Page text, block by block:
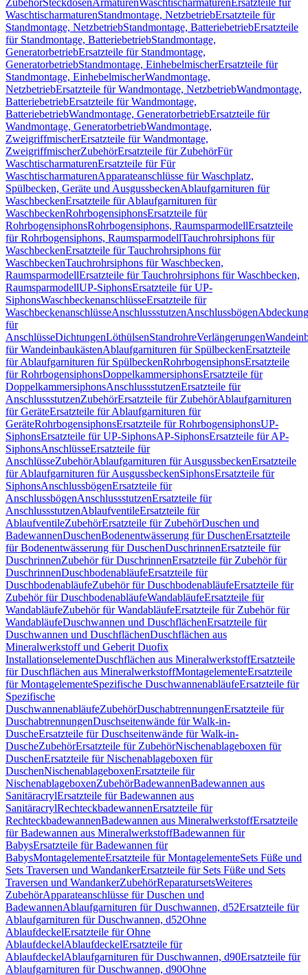
ZubehörSteckdosenArmaturenWaschtischarmaturen Ersatzteile für
WaschtischarmaturenStandmontage, NetzbetriebErsatzteile für
Standmontage, NetzbetriebStandmontage, BatteriebetriebErsatzteile
für Standmontage, BatteriebetriebStandmontage,
GeneratorbetriebErsatzteile für Standmontage,
GeneratorbetriebStandmontage, EinhebelmischerErsatzteile für
Standmontage, EinhebelmischerWandmontage,
NetzbetriebErsatzteile für Wandmontage, NetzbetriebWandmontage,
BatteriebetriebErsatzteile für Wandmontage,
BatteriebetriebWandmontage, GeneratorbetriebErsatzteile für
Wandmontage, GeneratorbetriebWandmontage,
ZweigriffmischerErsatzteile für Wandmontage,
ZweigriffmischerZubehörErsatzteile für ZubehörFür
WaschtischarmaturenErsatzteile für Für
WaschtischarmaturenApparateanschlüsse für Waschplatz,
Spülbecken, Geräte und AusgussbeckenAblaufgarnituren für
WaschbeckenErsatzteile für Ablaufgarnituren für
WaschbeckenRohrbogensiphonsErsatzteile für
RohrbogensiphonsRohrbogensiphons, RaumsparmodellErsatzteile
für Rohrbogensiphons, RaumsparmodellTauchrohrsiphons für
WaschbeckenErsatzteile für Tauchrohrsiphons für
WaschbeckenTauchrohrsiphons für Waschbecken,
RaumsparmodellErsatzteile für Tauchrohrsiphons für Waschbecken,
RaumsparmodellUP-SiphonsErsatzteile für UP-
SiphonsWaschbeckenanschlüsseErsatzteile für
WaschbeckenanschlüsseAnschlussstutzenAnschlussbögen
für
AnschlüsseDichtungenLöthülsenStandrohreVerlängerungen
für WandeinbaukästenAblaufgarnituren für SpülbeckenErsatzteile
für Ablaufgarnituren für SpülbeckenRohrbogensiphonsErsatzteile
für RohrbogensiphonsDoppelkammersiphonsErsatzteile für
DoppelkammersiphonsAnschlussstutzenErsatzteile für
AnschlussstutzenZubehörErsatzteile für ZubehörAblaufgarnituren
für GeräteErsatzteile für Ablaufgarnituren für
GeräteRohrbogensiphonsErsatzteile für RohrbogensiphonsUP-
SiphonsErsatzteile für UP-SiphonsAP-SiphonsErsatzteile für AP-
SiphonsAnschlüsseErsatzteile für
AnschlüsseZubehörAblaufgarnituren für AusgussbeckenErsatzteile
für Ablaufgarnituren für AusgussbeckenSiphonsErsatzteile für
SiphonsAnschlussbögenErsatzteile für
AnschlussbögenAnschlussstutzenErsatzteile für
AnschlussstutzenAblaufventileErsatzteile für
AblaufventileZubehörErsatzteile für ZubehörDuschen und
BadewannenDuschenBodenentwässerung für DuschenErsatzteile
für Bodenentwässerung für DuschenDuschrinnenErsatzteile für
DuschrinnenZubehör für DuschrinnenErsatzteile für Zubehör für
DuschrinnenDuschbodenabläufeErsatzteile für
DuschbodenabläufeZubehör für DuschbodenabläufeErsatzteile für
Zubehör für DuschbodenabläufeWandabläufeErsatzteile für
WandabläufeZubehör für WandabläufeErsatzteile für Zubehör für
WandabläufeDuschwannen und DuschflächenErsatzteile für
Duschwannen und DuschflächenDuschflächen aus
Mineralwerkstoff und Geberit Duofix
InstallationselementeDuschflächen aus MineralwerkstoffErsatzteile
für Duschflächen aus MineralwerkstoffMontagelementeErsatzteile
für MontagelementeSpezifische DuschwannenabläufeErsatzteile für
Spezifische
DuschwannenabläufeZubehörDuschabtrennungenErsatzteile für
DuschabtrennungenDuschseitenwände für Walk-in-
DuscheErsatzteile für Duschseitenwände für Walk-in-
DuscheZubehörErsatzteile für ZubehörNischenablageboxen für
DuschenErsatzteile für Nischenablageboxen für
DuschenNischenablageboxenErsatzteile für
NischenablageboxenZubehörBadewannenBadewannen aus
SanitäracrylErsatzteile für Badewannen aus
SanitäracrylRechteckbadewannenErsatzteile für
RechteckbadewannenBadewannen aus MineralwerkstoffErsatzteile
für Badewannen aus MineralwerkstoffBadewannen für
BabysErsatzteile für Badewannen für
BabysMontagelementeErsatzteile für MontagelementeSets Füße und
Sets Traversen und WandankerErsatzteile für Sets Füße und Sets
Traversen und WandankerZubehörReparatursetsWeiteres
ZubehörApparateanschlüsse für Duschen und
BadewannenAblaufgarnituren für Duschwannen, d52Ersatzteile für
Ablaufgarnituren für Duschwannen, d52Ohne
AblaufdeckelErsatzteile für Ohne
AblaufdeckelAblaufdeckelErsatzteile für
AblaufdeckelAblaufgarnituren für Duschwannen, d90Ersatzteile für
Ablaufgarnituren für Duschwannen, d90Ohne